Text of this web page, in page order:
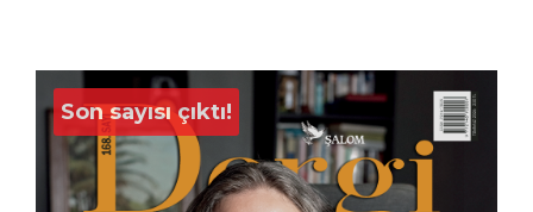
Son sayısı çıktı!